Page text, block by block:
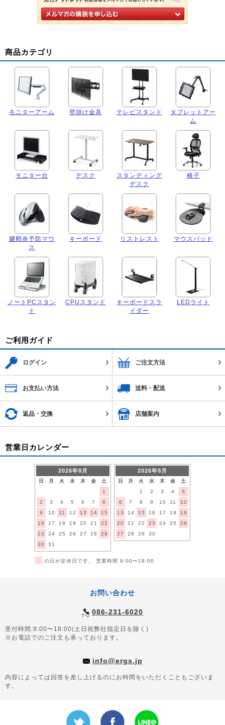
商品カテゴリ
モニターアーム 壁掛け金具 テレビスタンド
タブレットアー
ム
モニター台 デスク
スタンディング
デスク
椅子
腱鞘炎予防マウ
ス
キーボード リストレスト マウスパッド
ノートPCスタン
ド
CPUスタンド
キーボードスラ
イダー
LEDライト
ご利用ガイド
ログイン ご注文方法
お支払い方法 送料・配送
返品・交換 店舗案内
営業日カレンダー
2026年8月
日 月 火 水 木 金
土
1
2
3 4 5 6 7
8
9
10 11 12 13 14
15
16
17 18 19 20 21
22
23
24 25 26 27 28
29
30
31
2026年9月
日 月 火 水 木 金
土
1
2 3 4
5
6
7 8 9 10 11
12
13
14 15 16 17 18
19
20
21 22 23 24 25
26
27
28 29 30
の日が定休日です。 営業時間 9:00〜18:00
お問い合わせ
086-231-6020
受付時間:9:00〜18:00(土日祝弊社指定日を除く)
※お電話でのご注文も承っております。
info@ergs.jp
内容によっては回答を差し上げるのにお時間をいただくこともございま
す。